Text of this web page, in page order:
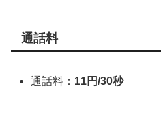
通話料
通話料： 11円/30秒